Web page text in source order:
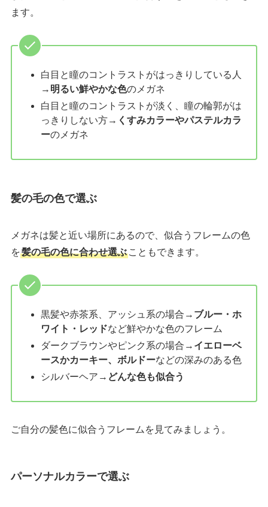
ます。
白目と瞳のコントラストがはっきりしている人
→ 明るい鮮やかな色のメガネ
白目と瞳のコントラストが淡く、瞳の輪郭がは
っきりしない方→ くすみカラーやパステルカラ
ーのメガネ
髪の毛の色で選ぶ
メガネは髪と近い場所にあるので、似合うフレームの色
を髪の毛の色に合わせ選ぶこともできます。
黒髪や赤茶系、アッシュ系の場合→ ブルー・ホ
ワイト・レッドなど鮮やかな色のフレーム
ダークブラウンやピンク系の場合→ イエローベ
ースかカーキー、ボルドーなどの深みのある色
シルバーヘア→ どんな色も似合う
ご自分の髪色に似合うフレームを見てみましょう。
パーソナルカラーで選ぶ